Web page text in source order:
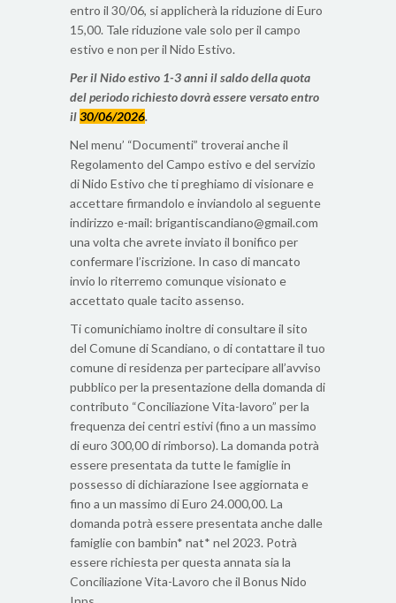
entro il 30/06, si applicherà la riduzione di Euro
15,00. Tale riduzione vale solo per il campo
estivo e non per il Nido Estivo.
Per il Nido estivo 1-3 anni il saldo della quota
del periodo richiesto dovrà essere versato entro
il30/06/2026.
Nel menu’ “Documenti” troverai anche il
Regolamento del Campo estivo e del servizio
di Nido Estivo che ti preghiamo di visionare e
accettare firmandolo e inviandolo al seguente
indirizzo e-mail: brigantiscandiano@gmail.com
una volta che avrete inviato il bonifico per
confermare l’iscrizione. In caso di mancato
invio lo riterremo comunque visionato e
accettato quale tacito assenso.
Ti comunichiamo inoltre di consultare il sito
del Comune di Scandiano, o di contattare il tuo
comune di residenza per partecipare all’avviso
pubblico per la presentazione della domanda di
contributo “Conciliazione Vita-lavoro” per la
frequenza dei centri estivi (fino a un massimo
di euro 300,00 di rimborso). La domanda potrà
essere presentata da tutte le famiglie in
possesso di dichiarazione Isee aggiornata e
fino a un massimo di Euro 24.000,00. La
domanda potrà essere presentata anche dalle
famiglie con bambin* nat* nel 2023. Potrà
essere richiesta per questa annata sia la
Conciliazione Vita-Lavoro che il Bonus Nido